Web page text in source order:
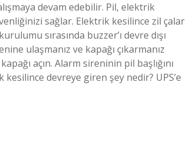
devam edebilir. Pil, elektrik
sağlar. Elektrik kesilince zil çalar
sırasında buzzer’ı devre dışı
ulaşmanız ve kapağı çıkarmanız
açın. Alarm sireninin pil başlığını
devreye giren şey nedir? UPS’e